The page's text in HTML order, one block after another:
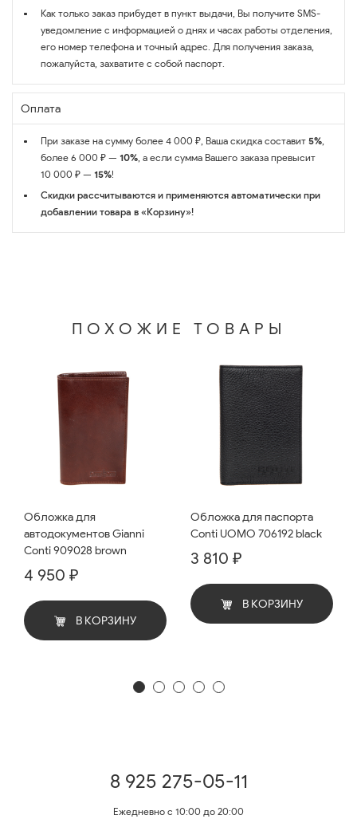
Как только заказ прибудет в пункт выдачи, Вы получите SMS-
уведомление с информацией о днях и часах работы отделения,
его номер телефона и точный адрес. Для получения заказа,
пожалуйста, захватите с собой паспорт.
Оплата
При заказе на сумму более 4 000 ₽, Ваша скидка составит 5%,
более 6 000 ₽ — 10%, а если сумма Вашего заказа превысит
10 000 ₽ — 15%!
Скидки рассчитываются и применяются автоматически при
добавлении товара в «Корзину»!
ПОХОЖИЕ ТОВАРЫ
Обложка для
автодокументов Gianni
Conti 909028 brown
4 950 ₽
В КОРЗИНУ
Обложка для паспорта
Conti UOMO 706192 black
3 810 ₽
В КОРЗИНУ
8 925 275-05-11
Ежедневно с 10:00 до 20:00